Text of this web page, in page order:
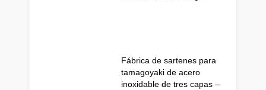
Fábrica de sartenes para
tamagoyaki de acero
inoxidable de tres capas –